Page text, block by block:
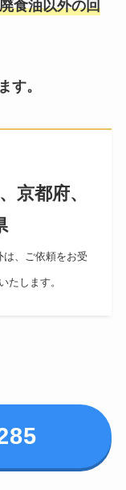
食油以外の回
す。
京都府、
は、ご依頼をお受
たします。